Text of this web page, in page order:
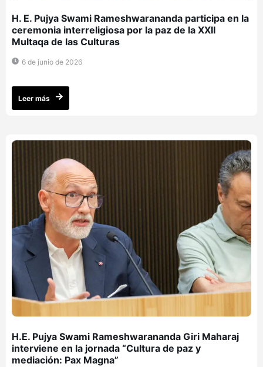
H. E. Pujya Swami Rameshwarananda participa en la
ceremonia interreligiosa por la paz de la XXII
Multaqa de las Culturas
6 de junio de 2026
Leer más
H.E. Pujya Swami Rameshwarananda Giri Maharaj
interviene en la jornada “Cultura de paz y
mediación: Pax Magna”